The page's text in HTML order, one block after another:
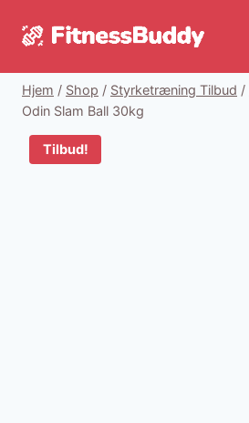
Hjem / Shop / Styrketræning Tilbud /
Odin Slam Ball 30kg
Tilbud!